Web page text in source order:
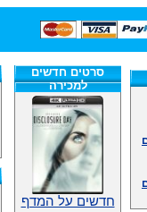
סרטים חדשים
למכירה
חדשים על המדף